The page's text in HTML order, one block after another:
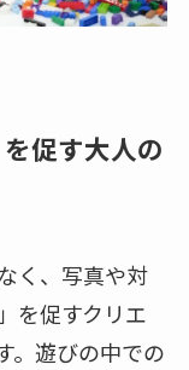
促す大人の
く、写真や対
を促すクリエ
。遊びの中での